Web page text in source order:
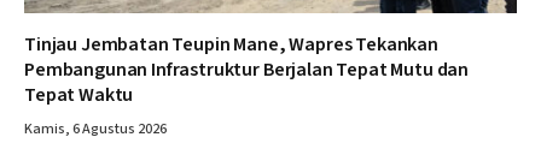
Tinjau Jembatan Teupin Mane, Wapres Tekankan
Pembangunan Infrastruktur Berjalan Tepat Mutu dan
Tepat Waktu
Kamis, 6 Agustus 2026